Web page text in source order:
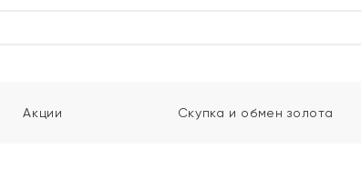
Акции Скупка и обмен золота